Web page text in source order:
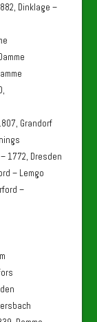
Dinklage –
Grandorf
1772, Dresden
– Lemgo
–